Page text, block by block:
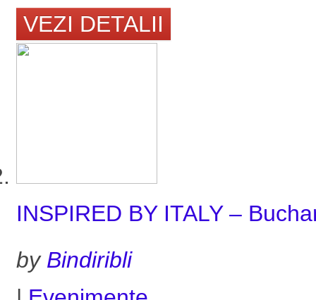
VEZI DETALII
INSPIRED BY ITALY –
by Bindiribli